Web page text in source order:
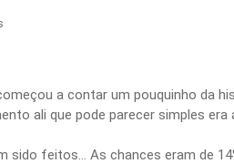
a contar um pouquinho da
ali que pode parecer simples
sido feitos… As chances eram de